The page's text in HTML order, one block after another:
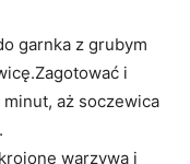
garnka z grubym
i
aż soczewica
warzywa i